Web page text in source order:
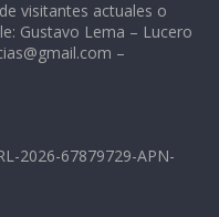
visitantes actuales o
Gustavo Lema – Lucero
–
2026-67879729-APN-